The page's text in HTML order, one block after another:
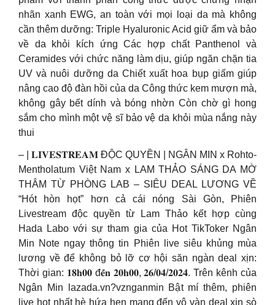
nhãn xanh EWG, an toàn với mọi loại da mà không
cần thêm dưỡng: Triple Hyaluronic Acid giữ ẩm và bảo
về da khỏi kích ứng Các hợp chất Panthenol và
Ceramides với chức năng làm dịu, giúp ngăn chặn tia
UV và nuôi dưỡng da Chiết xuất hoa bụp giấm giúp
nâng cao độ đàn hồi của da Công thức kem mượn mà,
không gây bết dính và bóng nhờn Còn chờ gì hong
sắm cho mình một vệ sĩ bảo vệ da khỏi mùa nắng này
thui
– | 𝐋𝐈𝐕𝐄𝐒𝐓𝐑𝐄𝐀𝐌 ĐỘC QUYỀN | NGÂN MIN x Rohto-
Mentholatum Việt Nam x LAM THẢO SÁNG DA MỜ
THÂM TỪ PHÒNG LAB – SIÊU DEAL LƯƠNG VỀ
“Hót hòn họt” hơn cả cái nóng Sài Gòn, Phiên
Livestream độc quyền từ Lam Thảo kết hợp cùng
Hada Labo với sự tham gia của Hot TikToker Ngân
Min Note ngay thông tin Phiên live siêu khủng mùa
lương về để không bỏ lỡ cơ hội săn ngàn deal xịn:
Thời gian: 𝟏𝟖𝐡𝟎𝟎 đ𝐞̂́𝐧 𝟐𝟎𝐡𝟎𝟎, 𝟐𝟔/𝟎𝟒/𝟐𝟎𝟐𝟒. Trên kênh của
Ngân Min lazada.vn?vznganmin Bật mí thêm, phiên
live hot nhất hè hứa hẹn mang đến vô vàn deal xịn sò